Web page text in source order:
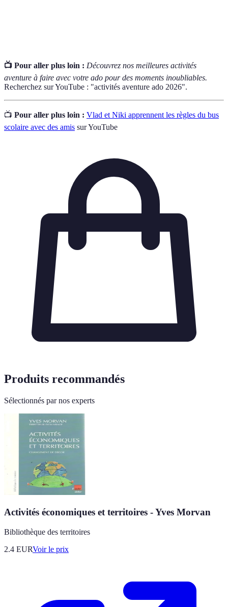
📺 Pour aller plus loin : Découvrez nos meilleures activités
aventure à faire avec votre ado pour des moments inoubliables.
Recherchez sur YouTube : "activités aventure ado 2026".
📺 Pour aller plus loin : Vlad et Niki apprennent les règles du bus
scolaire avec des amis sur YouTube
Produits recommandés
Sélectionnés par nos experts
Activités économiques et territoires - Yves Morvan
Bibliothèque des territoires
2.4 EURVoir le prix